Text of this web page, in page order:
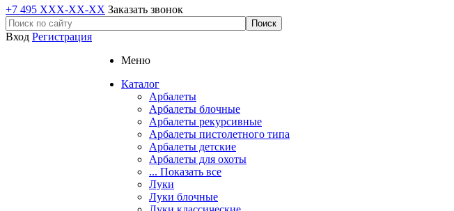
+7 495 XXX-XX-XX Заказать звонок
Вход Регистрация
Меню
Каталог
Арбалеты
Арбалеты блочные
Арбалеты рекурсивные
Арбалеты пистолетного типа
Арбалеты детские
Арбалеты для охоты
... Показать все
Луки
Луки блочные